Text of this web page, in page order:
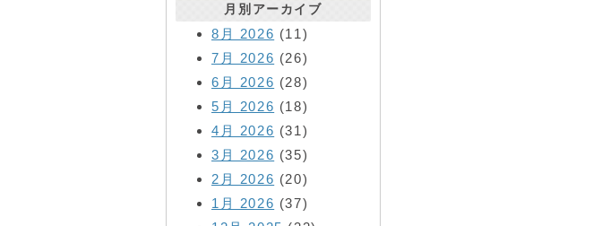
月別アーカイブ
8月 2026 (11)
7月 2026 (26)
6月 2026 (28)
5月 2026 (18)
4月 2026 (31)
3月 2026 (35)
2月 2026 (20)
1月 2026 (37)